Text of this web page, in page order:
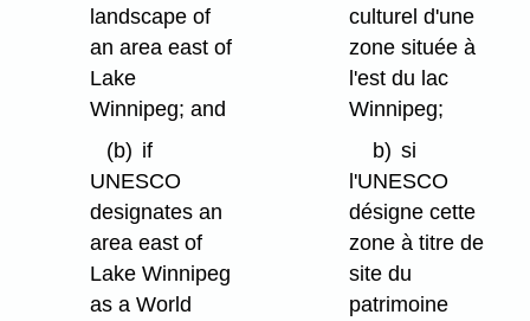
landscape of
an area east of
Lake
Winnipeg; and
(b) if
UNESCO
designates an
area east of
Lake Winnipeg
as a World
culturel d'une
zone située à
l'est du lac
Winnipeg;
b) si
l'UNESCO
désigne cette
zone à titre de
site du
patrimoine